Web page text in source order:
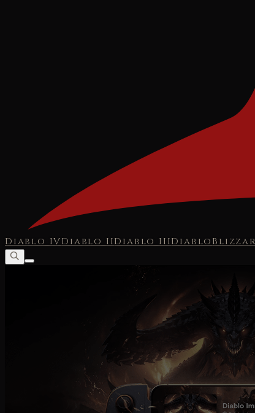
Diablo IVDiablo IIDiablo IIIDiablo